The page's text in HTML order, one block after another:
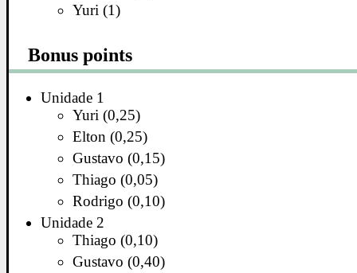
Yuri (1)
Bonus points
Unidade 1
Yuri (0,25)
Elton (0,25)
Gustavo (0,15)
Thiago (0,05)
Rodrigo (0,10)
Unidade 2
Thiago (0,10)
Gustavo (0,40)